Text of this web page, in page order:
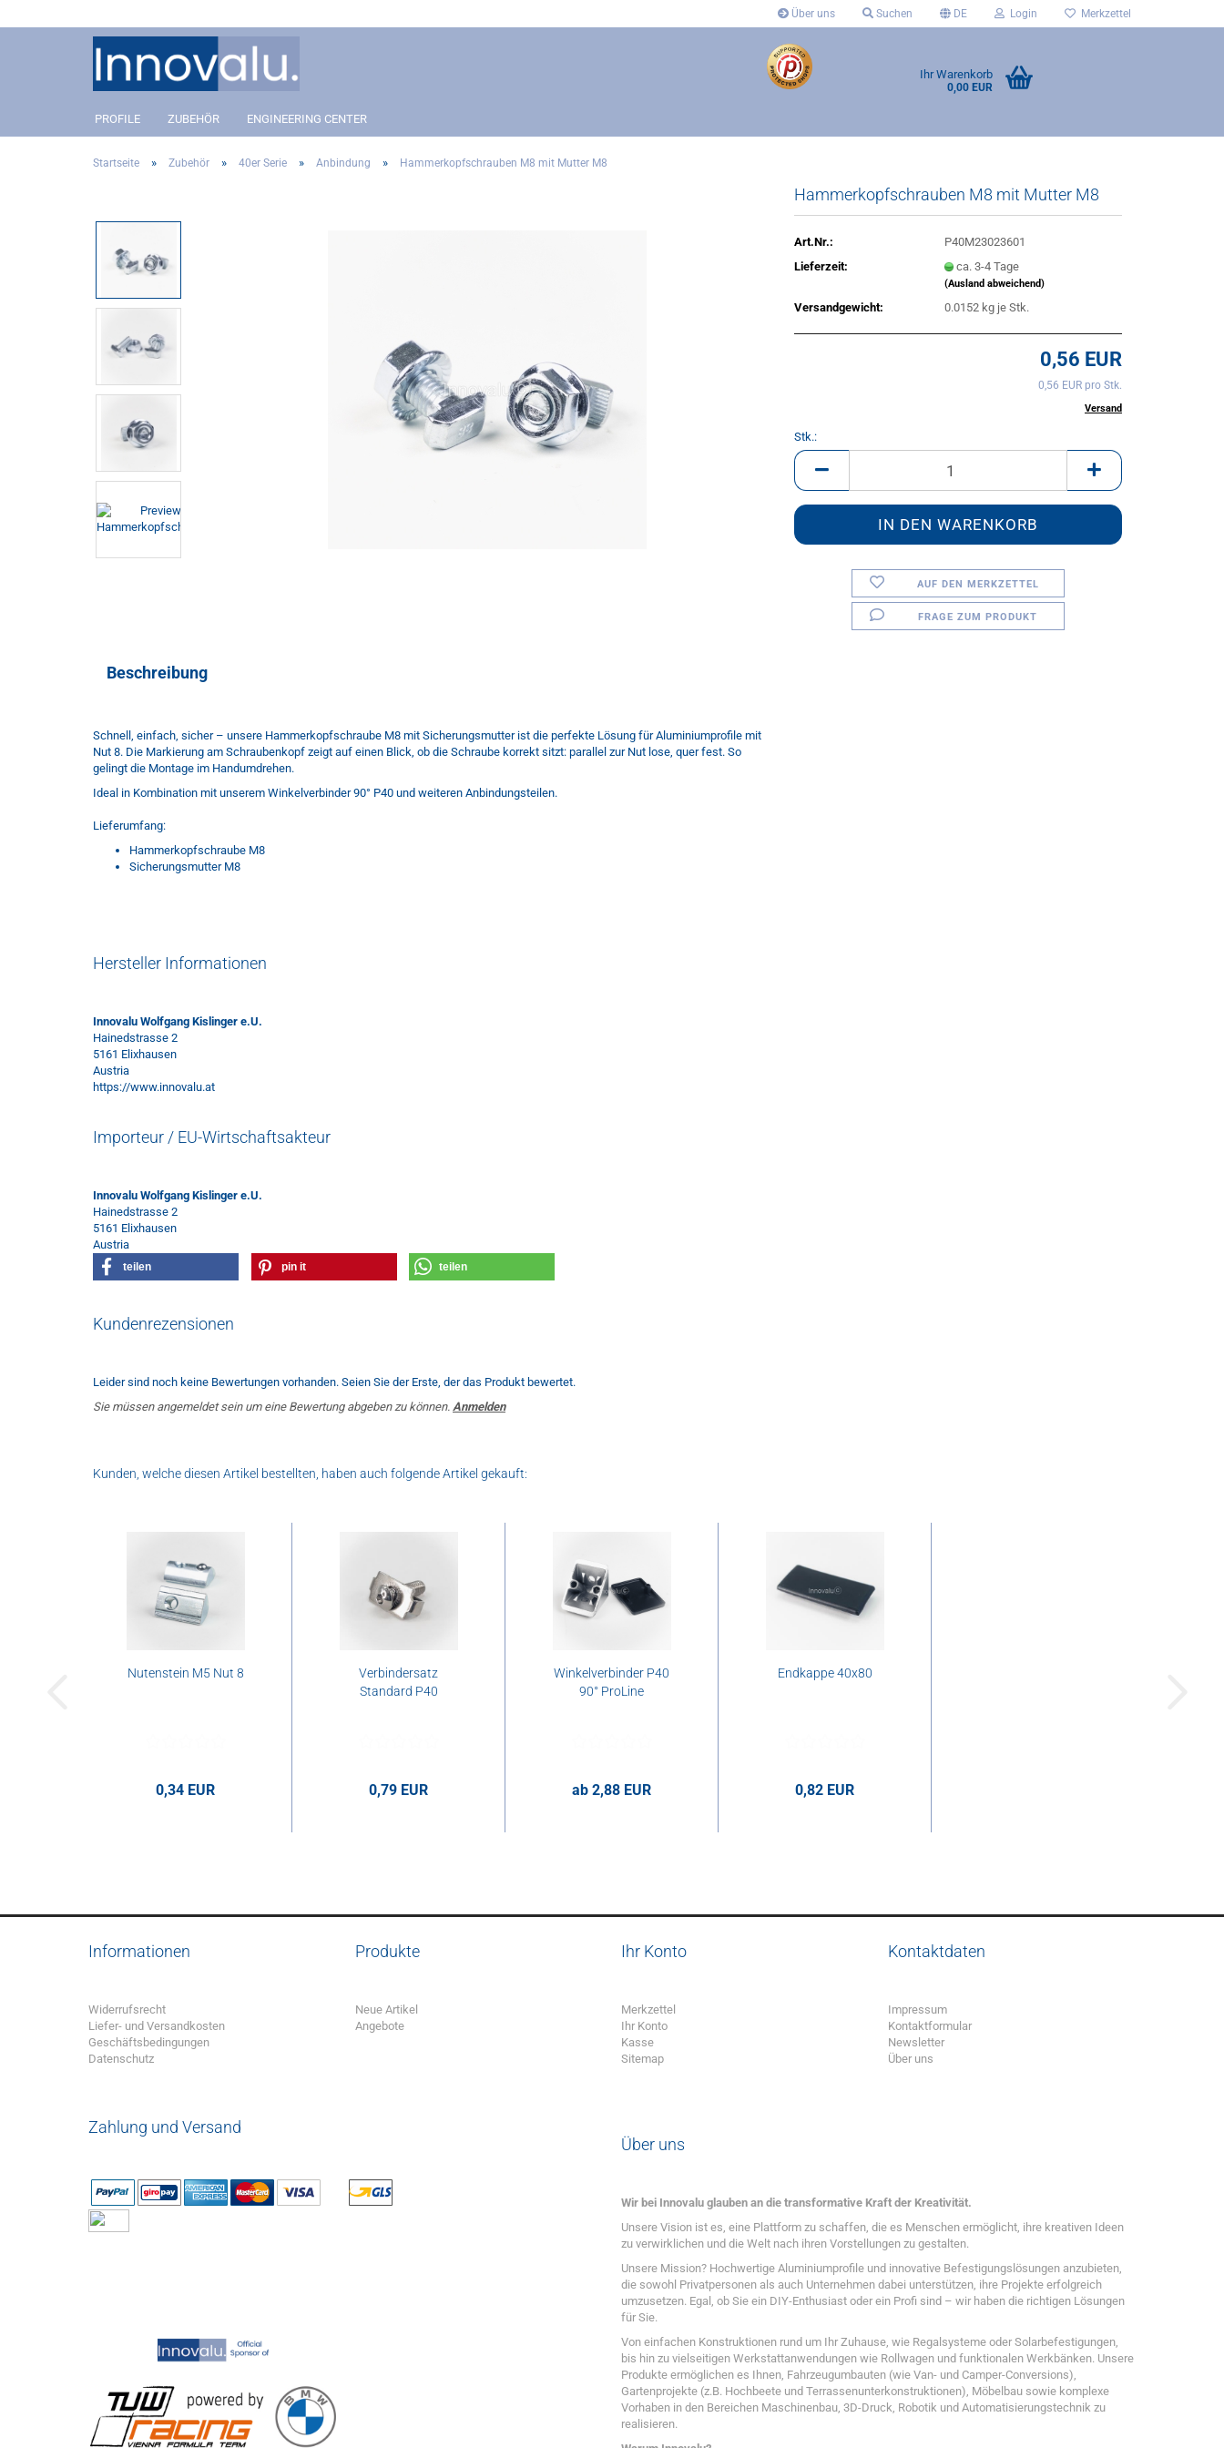
Über uns Suchen DE Login Merkzettel
Ihr Warenkorb
0,00 EUR
PROFILE ZUBEHÖR
Covers
ENGINEERING CENTER
Startseite » Zubehör » 40er Serie » Anbindung » Hammerkopfschrauben M8 mit Mutter M8
Hammerkopfschrauben M8 mit Mutter M8
Art.Nr.:
P40M23023601
Lieferzeit:
ca. 3-4 Tage
(Ausland abweichend)
Versandgewicht: 0.0152 kg je Stk.
0,56 EUR
0,56 EUR pro Stk.
Versand
Stk.:
AUF DEN MERKZETTEL
FRAGE ZUM PRODUKT
Beschreibung
Schnell, einfach, sicher – unsere Hammerkopfschraube M8 mit Sicherungsmutter ist die perfekte Lösung für Aluminiumprofile mit
Nut 8. Die Markierung am Schraubenkopf zeigt auf einen Blick, ob die Schraube korrekt sitzt: parallel zur Nut lose, quer fest. So
gelingt die Montage im Handumdrehen.
Ideal in Kombination mit unserem Winkelverbinder 90° P40 und weiteren Anbindungsteilen.
Lieferumfang:
Hammerkopfschraube M8
Sicherungsmutter M8
Hersteller Informationen
Innovalu Wolfgang Kislinger e.U.
Hainedstrasse 2
5161 Elixhausen
Austria
https://www.innovalu.at
Importeur / EU-Wirtschaftsakteur
Innovalu Wolfgang Kislinger e.U.
Hainedstrasse 2
5161 Elixhausen
Austria
teilen pin it teilen
Kundenrezensionen
Leider sind noch keine Bewertungen vorhanden. Seien Sie der Erste, der das Produkt bewertet.
Sie müssen angemeldet sein um eine Bewertung abgeben zu können. Anmelden
Kunden, welche diesen Artikel bestellten, haben auch folgende Artikel gekauft:
Nutenstein M5 Nut 8
0,34 EUR
Verbindersatz
Standard P40
0,79 EUR
Winkelverbinder P40
90° ProLine
ab 2,88 EUR
Endkappe 40x80
0,82 EUR
Informationen
Widerrufsrecht
Liefer- und Versandkosten
Geschäftsbedingungen
Datenschutz
Produkte
Neue Artikel
Angebote
Ihr Konto
Merkzettel
Ihr Konto
Kasse
Sitemap
Kontaktdaten
Impressum
Kontaktformular
Newsletter
Über uns
Zahlung und Versand
Über uns
Wir bei Innovalu glauben an die transformative Kraft der Kreativität.
Unsere Vision ist es, eine Plattform zu schaffen, die es Menschen ermöglicht, ihre kreativen Ideen
zu verwirklichen und die Welt nach ihren Vorstellungen zu gestalten.
Unsere Mission? Hochwertige Aluminiumprofile und innovative Befestigungslösungen anzubieten,
die sowohl Privatpersonen als auch Unternehmen dabei unterstützen, ihre Projekte erfolgreich
umzusetzen. Egal, ob Sie ein DIY-Enthusiast oder ein Profi sind – wir haben die richtigen Lösungen
für Sie.
Von einfachen Konstruktionen rund um Ihr Zuhause, wie Regalsysteme oder Solarbefestigungen,
bis hin zu vielseitigen Werkstattanwendungen wie Rollwagen und funktionalen Werkbänken. Unsere
Produkte ermöglichen es Ihnen, Fahrzeugumbauten (wie Van- und Camper-Conversions),
Gartenprojekte (z.B. Hochbeete und Terrassenunterkonstruktionen), Möbelbau sowie komplexe
Vorhaben in den Bereichen Maschinenbau, 3D-Druck, Robotik und Automatisierungstechnik zu
realisieren.